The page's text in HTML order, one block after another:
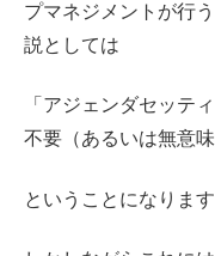
プマネジメントが行
説としては
「アジェンダセッテ
不要（あるいは無意味
ということになります